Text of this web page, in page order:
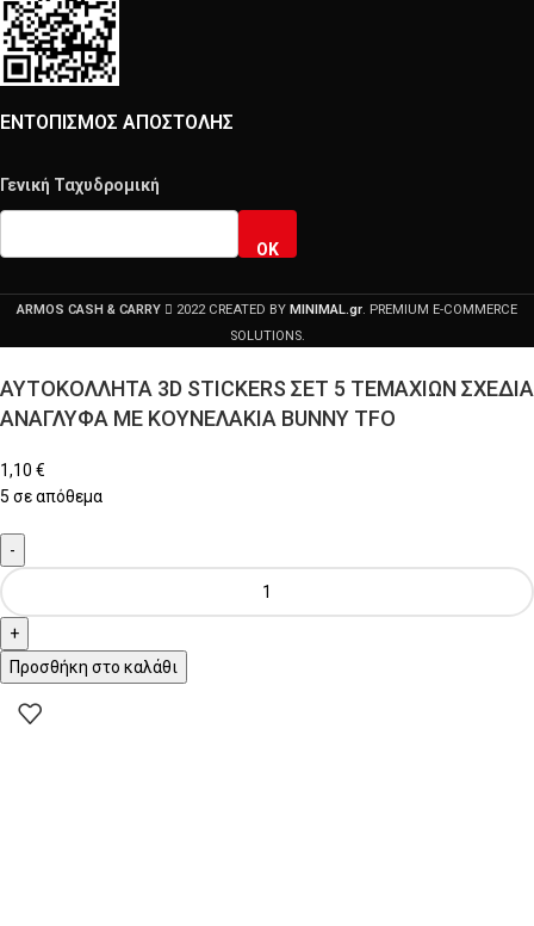
ΕΝΤΟΠΙΣΜΟΣ ΑΠΟΣΤΟΛΗΣ
Γενική Ταχυδρομική
OK
ARMOS CASH & CARRY 2022 CREATED BY MINIMAL.gr. PREMIUM E-COMMERCE
SOLUTIONS.
ΑΥΤΟΚΟΛΛΗΤΑ 3D STICKERS ΣΕΤ 5 ΤΕΜΑΧΙΩΝ ΣΧΕΔΙΑ
ΑΝΑΓΛΥΦΑ ΜΕ ΚΟΥΝΕΛΑΚΙΑ BUNNY TFO
1,10 €
5 σε απόθεμα
Προσθήκη στο καλάθι